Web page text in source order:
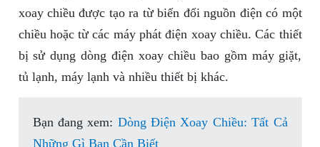
xoay chiều được tạo ra từ biến đổi nguồn điện có một
chiều hoặc từ các máy phát điện xoay chiều. Các thiết
bị sử dụng dòng điện xoay chiều bao gồm máy giặt,
tủ lạnh, máy lạnh và nhiều thiết bị khác.
Bạn đang xem: Dòng Điện Xoay Chiều: Tất Cả
Những Gì Bạn Cần Biết